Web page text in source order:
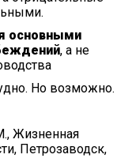
основными
, а не
Но возможно.
Жизненная
Петрозаводск,